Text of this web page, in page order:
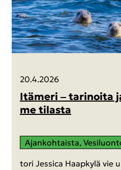
20.4.2026
Itä­me­ri ‒ ta­ri­noi­ta
me ti­las­ta
Ajan­koh­tais­ta,
to­ri Jes­sica Haap­ky­lä vie